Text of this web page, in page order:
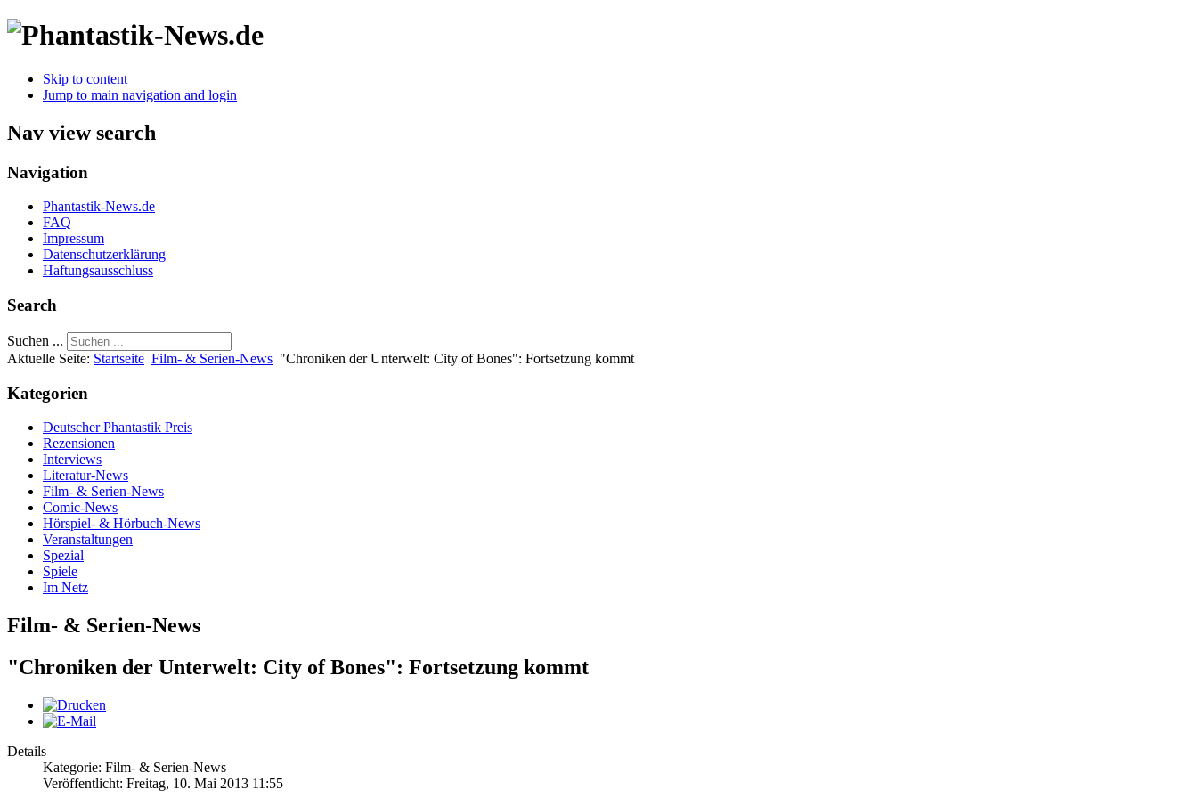
Skip to content
Jump to main navigation and login
Nav view search
Navigation
Phantastik-News.de
FAQ
Impressum
Datenschutzerklärung
Haftungsausschluss
Search
Suchen ...
Aktuelle Seite: Startseite Film- & Serien-News "Chroniken der Unterwelt: City of Bones": Fortsetzung kommt
Kategorien
Deutscher Phantastik Preis
Rezensionen
Interviews
Literatur-News
Film- & Serien-News
Comic-News
Hörspiel- & Hörbuch-News
Veranstaltungen
Spezial
Spiele
Im Netz
Film- & Serien-News
"Chroniken der Unterwelt: City of Bones": Fortsetzung kommt
Details
Kategorie: Film- & Serien-News
Veröffentlicht: Freitag, 10. Mai 2013 11:55